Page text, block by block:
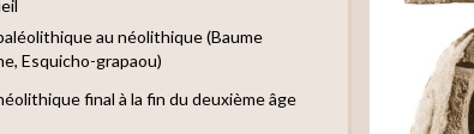
au néolithique (Baume
Esquicho-grapaou)
final à la fin du deuxième âge